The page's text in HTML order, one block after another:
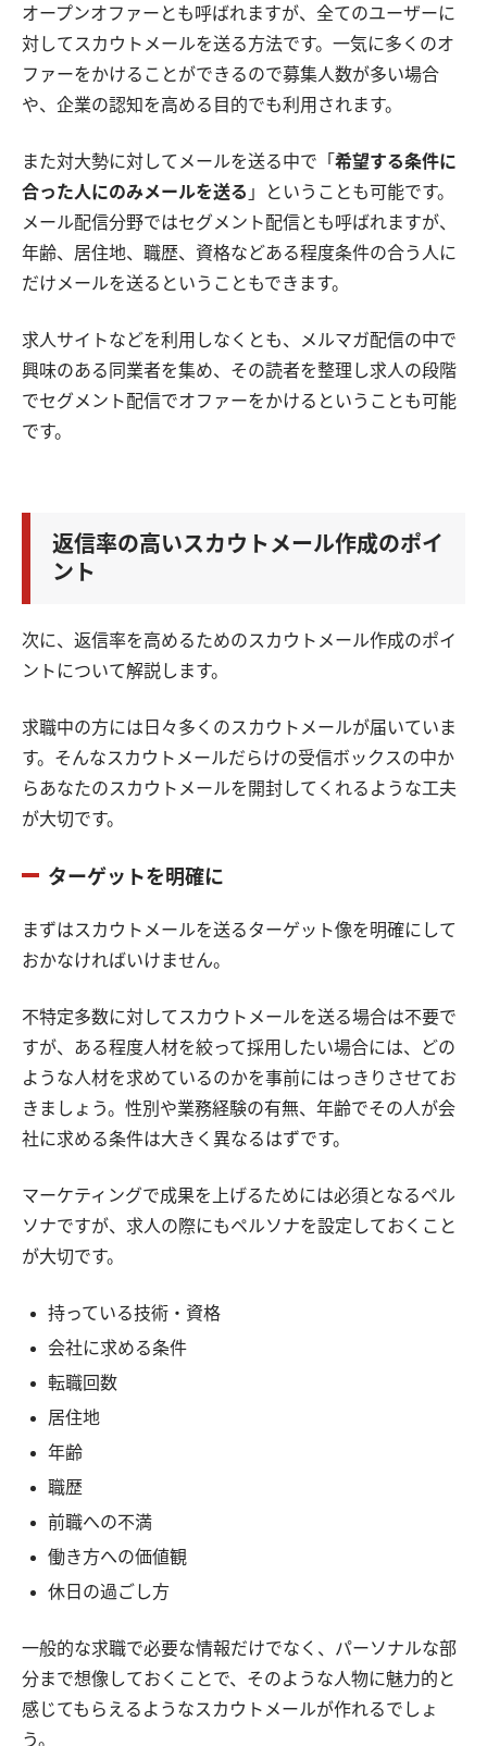
オープンオファーとも呼ばれますが、全てのユーザーに
対してスカウトメールを送る方法です。一気に多くのオ
ファーをかけることができるので募集人数が多い場合
や、企業の認知を高める目的でも利用されます。
また対大勢に対してメールを送る中で「 希望する条件に
合った人にのみメールを送る 」ということも可能です。
メール配信分野ではセグメント配信とも呼ばれますが、
年齢、居住地、職歴、資格などある程度条件の合う人に
だけメールを送るということもできます。
求人サイトなどを利用しなくとも、メルマガ配信の中で
興味のある同業者を集め、その読者を整理し求人の段階
でセグメント配信でオファーをかけるということも可能
です。
返信率の高いスカウトメール作成のポイ
ント
次に、返信率を高めるためのスカウトメール作成のポイ
ントについて解説します。
求職中の方には日々多くのスカウトメールが届いていま
す。そんなスカウトメールだらけの受信ボックスの中か
らあなたのスカウトメールを開封してくれるような工夫
が大切です。
ターゲットを明確に
まずはスカウトメールを送るターゲット像を明確にして
おかなければいけません。
不特定多数に対してスカウトメールを送る場合は不要で
すが、ある程度人材を絞って採用したい場合には、どの
ような人材を求めているのかを事前にはっきりさせてお
きましょう。性別や業務経験の有無、年齢でその人が会
社に求める条件は大きく異なるはずです。
マーケティングで成果を上げるためには必須となるペル
ソナですが、求人の際にもペルソナを設定しておくこと
が大切です。
持っている技術・資格
会社に求める条件
転職回数
居住地
年齢
職歴
前職への不満
働き方への価値観
休日の過ごし方
一般的な求職で必要な情報だけでなく、パーソナルな部
分まで想像しておくことで、そのような人物に魅力的と
感じてもらえるようなスカウトメールが作れるでしょ
う。